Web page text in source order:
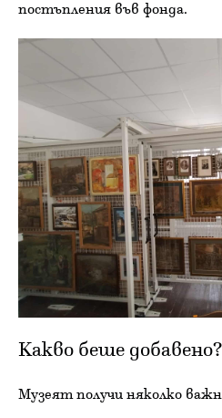
постъпления във фонда.
Какво беше добавено?
Музеят получи няколко